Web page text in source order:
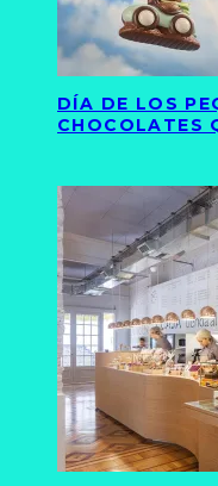
DÍA DE LOS
CHOCOLATES